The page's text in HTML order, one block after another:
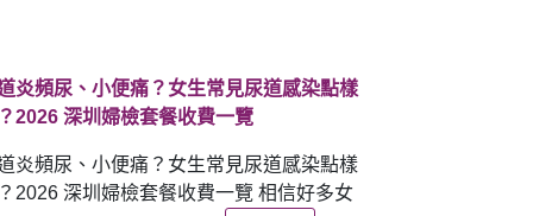
炎頻尿、小便痛？女生常見尿道感染點樣
2026 深圳婦檢套餐收費一覽
炎頻尿、小便痛？女生常見尿道感染點樣
2026 深圳婦檢套餐收費一覽 相信好多女